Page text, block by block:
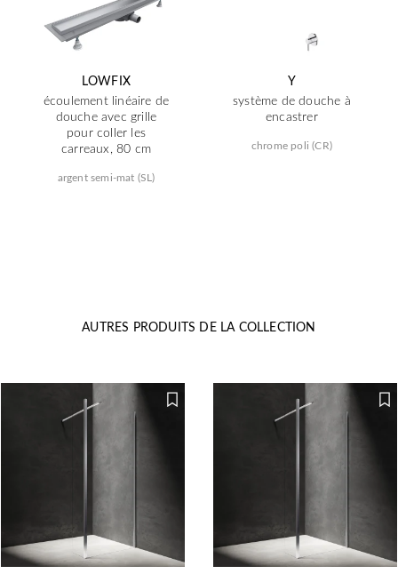
LOWFIX
écoulement linéaire de
douche avec grille
pour coller les
carreaux, 80 cm
argent semi-mat (SL)
Y
système de douche à
encastrer
chrome poli (CR)
AUTRES PRODUITS DE LA COLLECTION